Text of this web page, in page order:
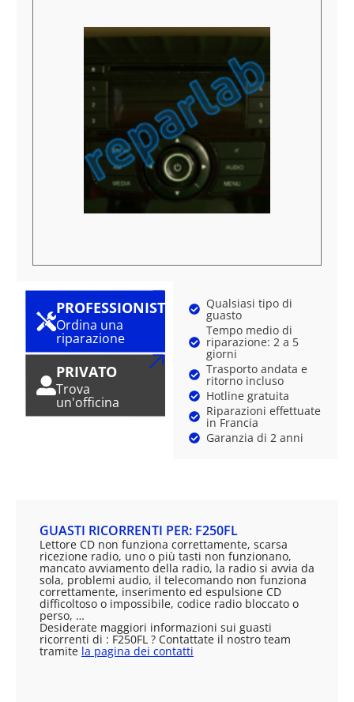
PROFESSIONISTA
Ordina una
riparazione
PRIVATO
Trova
un'officina
Qualsiasi tipo di
guasto
Tempo medio di
riparazione: 2 a 5
giorni
Trasporto andata e
ritorno incluso
Hotline gratuita
Riparazioni effettuate
in Francia
Garanzia di 2 anni
GUASTI RICORRENTI PER: F250FL
Lettore CD non funziona correttamente, scarsa
ricezione radio, uno o più tasti non funzionano,
mancato avviamento della radio, la radio si avvia da
sola, problemi audio, il telecomando non funziona
correttamente, inserimento ed espulsione CD
difficoltoso o impossibile, codice radio bloccato o
perso, …
Desiderate maggiori informazioni sui guasti
ricorrenti di : F250FL ? Contattate il nostro team
tramite la pagina dei contatti